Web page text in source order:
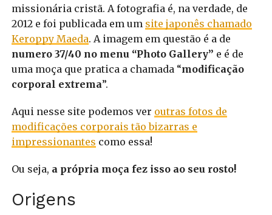
missionária cristã. A fotografia é, na verdade, de
2012 e foi publicada em um site japonês chamado
Keroppy Maeda. A imagem em questão é a de
numero 37/40 no menu “Photo Gallery” e é de
uma moça que pratica a chamada “modificação
corporal extrema”.
Aqui nesse site podemos ver outras fotos de
modificações corporais tão bizarras e
impressionantes como essa!
Ou seja, a própria moça fez isso ao seu rosto!
Origens